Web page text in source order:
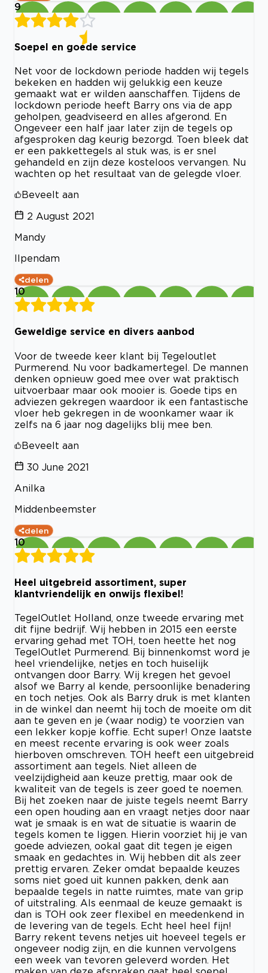
9
Soepel en goede service
Net voor de lockdown periode hadden wij tegels
bekeken en hadden wij gelukkig een keuze
gemaakt wat er wilden aanschaffen. Tijdens de
lockdown periode heeft Barry ons via de app
geholpen, geadviseerd en alles afgerond. En
Ongeveer een half jaar later zijn de tegels op
afgesproken dag keurig bezorgd. Toen bleek dat
er een pakkettegels al stuk was, is er snel
gehandeld en zijn deze kosteloos vervangen. Nu
wachten op het resultaat van de gelegde vloer.
Beveelt aan
2 August 2021
Mandy
Ilpendam
delen
10
Geweldige service en divers aanbod
Voor de tweede keer klant bij Tegeloutlet
Purmerend. Nu voor badkamertegel. De mannen
denken opnieuw goed mee over wat praktisch
uitvoerbaar maar ook mooier is. Goede tips en
adviezen gekregen waardoor ik een fantastische
vloer heb gekregen in de woonkamer waar ik
zelfs na 6 jaar nog dagelijks blij mee ben.
Beveelt aan
30 June 2021
Anilka
Middenbeemster
delen
10
Heel uitgebreid assortiment, super
klantvriendelijk en onwijs flexibel!
TegelOutlet Holland, onze tweede ervaring met
dit fijne bedrijf. Wij hebben in 2015 een eerste
ervaring gehad met TOH, toen heette het nog
TegelOutlet Purmerend. Bij binnenkomst word je
heel vriendelijke, netjes en toch huiselijk
ontvangen door Barry. Wij kregen het gevoel
alsof we Barry al kende, persoonlijke benadering
en toch netjes. Ook als Barry druk is met klanten
in de winkel dan neemt hij toch de moeite om dit
aan te geven en je (waar nodig) te voorzien van
een lekker kopje koffie. Echt super! Onze laatste
en meest recente ervaring is ook weer zoals
hierboven omschreven. TOH heeft een uitgebreid
assortiment aan tegels. Niet alleen de
veelzijdigheid aan keuze prettig, maar ook de
kwaliteit van de tegels is zeer goed te noemen.
Bij het zoeken naar de juiste tegels neemt Barry
een open houding aan en vraagt netjes door naar
wat je smaak is en wat de situatie is waarin de
tegels komen te liggen. Hierin voorziet hij je van
goede adviezen, ookal gaat dit tegen je eigen
smaak en gedachtes in. Wij hebben dit als zeer
prettig ervaren. Zeker omdat bepaalde keuzes
soms niet goed uit kunnen pakken, denk aan
bepaalde tegels in natte ruimtes, mate van grip
of uitstraling. Als eenmaal de keuze gemaakt is
dan is TOH ook zeer flexibel en meedenkend in
de levering van de tegels. Echt heel heel fijn!
Barry rekent tevens netjes uit hoeveel tegels er
ongeveer nodig zijn, en die kunnen vervolgens
een week van tevoren geleverd worden. Het